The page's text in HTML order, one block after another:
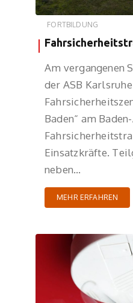
FORTBILDUNG
Am vergangenen
der ASB
Baden“ am
Einsatzkräfte.
neben…
MEHR ERFAHREN